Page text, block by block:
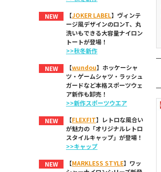
NEW 【JOKER LABEL】ヴィンテ
ージ風デザインのロンT、丸
洗いもできる大容量ナイロン
トートが登場！
>>秋冬新作
NEW 【wundou】ホッケーシャ
ツ・ゲームシャツ・ラッシュ
ガードなど本格スポーツウェ
ア新作も卸売！
>>新作スポーツウエア
NEW 【FLEXFIT】レトロな風合い
が魅力の「オリジナルレトロ
スタイルキャップ」が登場！
>>キャップ
NEW 【MARKLESS STYLE】ワッ